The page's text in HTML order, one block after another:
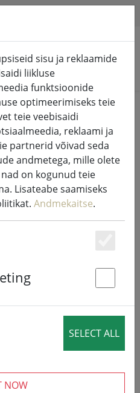
Confetti
triibud roosa
sisu ja reklaamide
liikluse
funktsioonide
optimeerimiseks teie
teie veebisaidi
reklaami ja
partnerid võivad seda
andmetega, mille olete
on kogunud teie
Lisateabe saamiseks
Andmekaitse.
SELECT ALL
NOW